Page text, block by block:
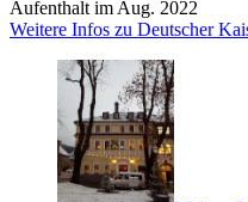
Aufenthalt im Aug. 2022
Weitere Infos zu Deutscher